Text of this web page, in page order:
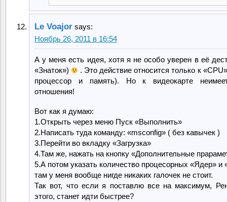
Le Voajor says:
Ноябрь 26, 2011 в 16:54
А у меня есть идея, хотя я не особо уверен в её
«Знаток»)
. Это действие относится только к
процессор и память). Но к видеокарте
отношения!
Вот как я думаю:
1.Открыть через меню Пуск «Выполнить»
2.Написать туда команду: «msconfig» ( без кавычек )
3.Перейти во вкладку «Загрузка»
4.Там же, нажать на кнопку «Дополнительные
5.А потом указать количество процесорных «Ядер» и
там у меня вообще нигде никаких галочек не стоит.
Так вот, что если я поставлю все на максимум,
этого, станет идти быстрее?